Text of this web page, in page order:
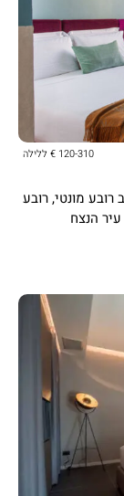
120-310 € ללילה
מונטי, רובע
הנצח